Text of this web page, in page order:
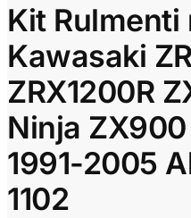
Kit Rulmenti
Kawasaki
ZRX1200R
Ninja ZX900
1991-2005
1102